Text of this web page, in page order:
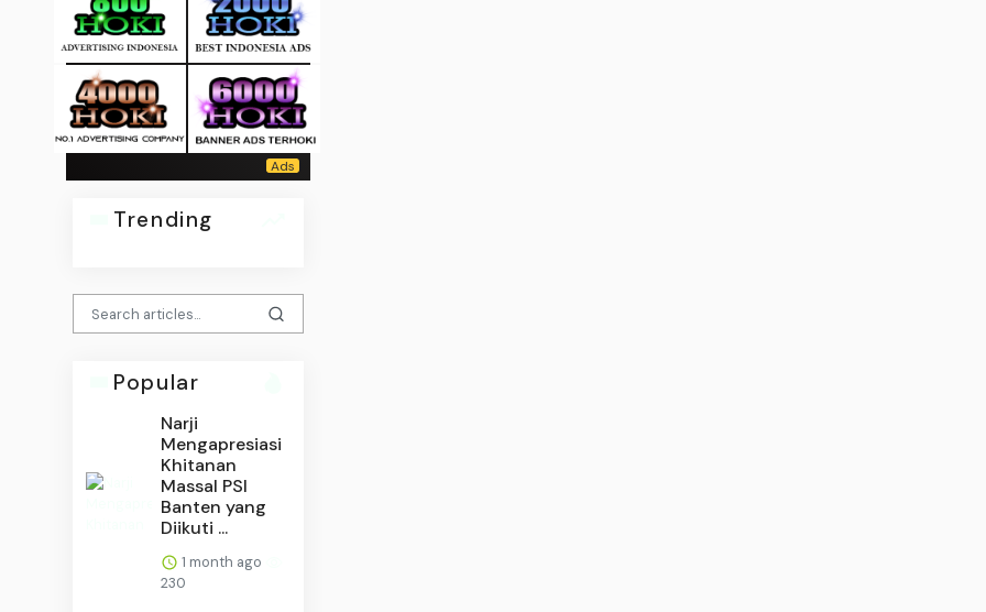
Trending
Popular
Narji
Mengapresiasi
Khitanan
Massal PSI
Banten yang
Diikuti ...
1 month ago
230